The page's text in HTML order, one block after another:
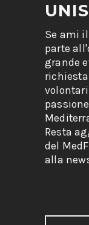
Se ami
parte
grande
Resta
del
alla